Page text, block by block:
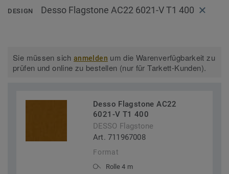
DESIGN Desso Flagstone AC22 6021-V T1 400
Sie müssen sichanmelden um die Warenverfügbarkeit zu
prüfen und online zu bestellen (nur für Tarkett-Kunden).
Desso Flagstone AC22
6021-V T1 400
DESSO Flagstone
Art. 711967008
Format
Rolle 4 m